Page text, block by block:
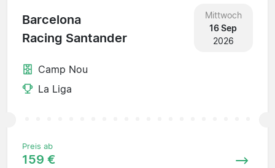
Barcelona
Racing Santander
Mittwoch
16 Sep
2026
Camp Nou
La Liga
Preis ab
159 €